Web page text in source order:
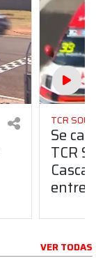
TCR
Se
TCR
entre
VER TODAS